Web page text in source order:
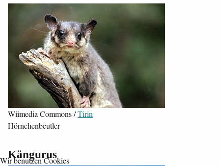
Wiimedia Commons /Tirin
Hörnchenbeutler
Kängurus
Wir benutzen Cookies